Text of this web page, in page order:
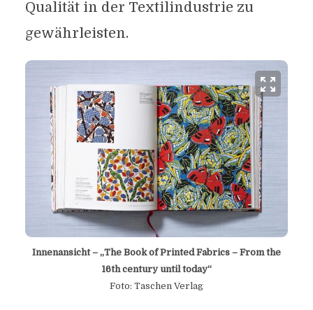
Qualität in der Textilindustrie zu
gewährleisten.
Innenansicht – „The Book of Printed Fabrics – From the
16th century until today“
Foto: Taschen Verlag